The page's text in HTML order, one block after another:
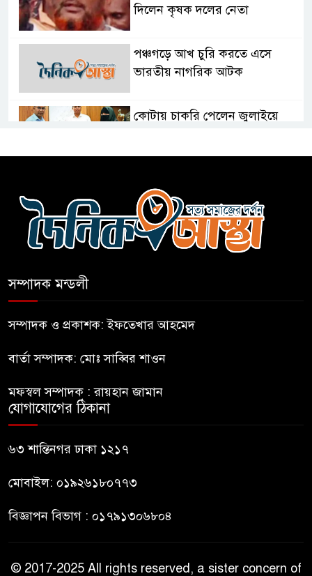
দিলেন কৃষক দলের নেতা
পঞ্চগড়ে আখ চুরি করতে এসে
ভারতীয় নাগরিক আটক
কোটায় চাকরি পেলেন জুলাইয়ে
বিক্রি করা মিজান আটক
হেফাজতকে সঙ্গে নিয়ে দেশ এগিয়ে
ভারতীয় নাগরিক আটক
নাটোরে সাবেক প্রতিমন্ত্রী আব্দুল
সম্পাদক মন্ডলী
সম্পাদক ও প্রকাশক: ইফতেখার আহমেদ
বার্তা সম্পাদক: মোঃ সাব্বির শাওন
মফস্বল সম্পাদক : রায়হান জামান
যোগাযোগের ঠিকানা
৬৩ শান্তিনগর ঢাকা ১২১৭
মোবাইল: ০১৯২৬১৮০৭৭৩
বিজ্ঞাপন বিভাগ : ০১৭৯১৩০৬৮০৪
© 2017-2025 All rights reserved, a sister concern of